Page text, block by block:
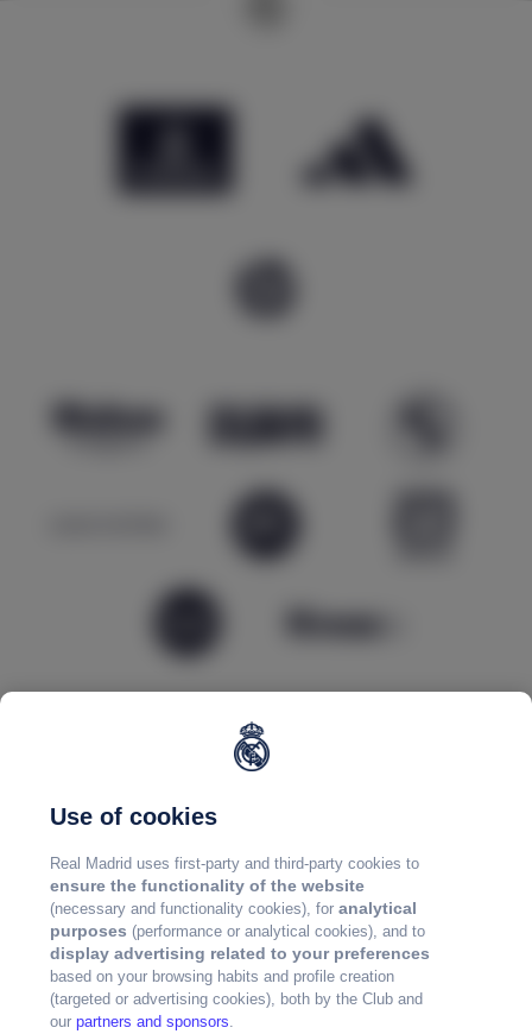
Use of cookies
Real Madrid uses first-party and third-party cookies to
ensure the functionality of the website
(necessary and functionality cookies), foranalytical
purposes (performance or analytical cookies), and to
display advertising related to your preferences
based on your browsing habits and profile creation
(targeted or advertising cookies), both by the Club and
ourpartners and sponsors.